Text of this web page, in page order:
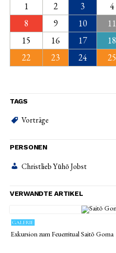
1 2 3 4
8
9 10 11
15
16 17 18
22
23 24 25
TAGS
Vorträge
PERSONEN
Christlieb Yūhō Jobst
VERWANDTE ARTIKEL
GALERIE
Exkursion zum Feuerritual Saitō Goma